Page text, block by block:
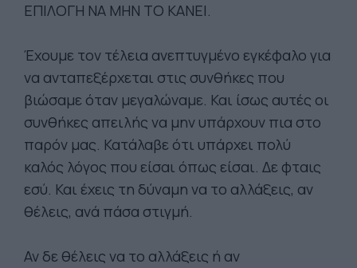
ΕΠΙΛΟΓΗ ΝΑ ΜΗΝ ΤΟ ΚΑΝΕΙ.
Έχουμε τον τέλεια ανεπτυγμένο εγκέφαλο για
να ανταπεξέρχεται στις συνθήκες που
βιώσαμε όταν μεγαλώναμε. Και ίσως αυτές οι
συνθήκες απειλής να μην υπάρχουν πια στο
παρόν μας. Κατάλαβε ότι υπάρχει πολύ
καλός λόγος που είσαι όπως είσαι. Δε φταις
εσύ. Και έχεις τη δύναμη να το αλλάξεις, αν
θέλεις, ανά πάσα στιγμή.
Αν δε θέλεις να το αλλάξεις ή αν